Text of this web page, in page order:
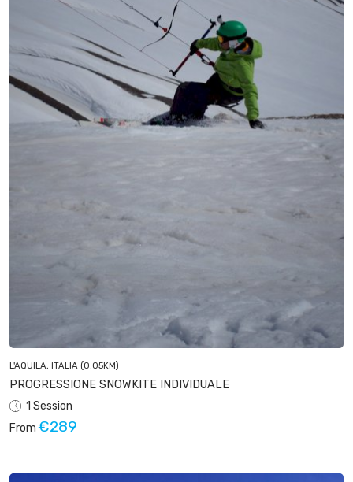
L'AQUILA, ITALIA (0.05KM)
PROGRESSIONE SNOWKITE INDIVIDUALE
1 Session
From€289